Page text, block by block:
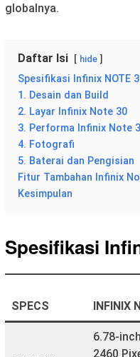
globalnya.
Daftar Isi hide
Spesifikasi Infinix NOTE
1. Desain dan Build
2. Layar Infinix Note 30
3. Performa Infinix Note
4. Fotografi
5. Baterai dan Pengisian
Fitur Tambahan Infinix
Kesimpulan
Spesifikasi
SPECS INFINIX
6.78-
2460